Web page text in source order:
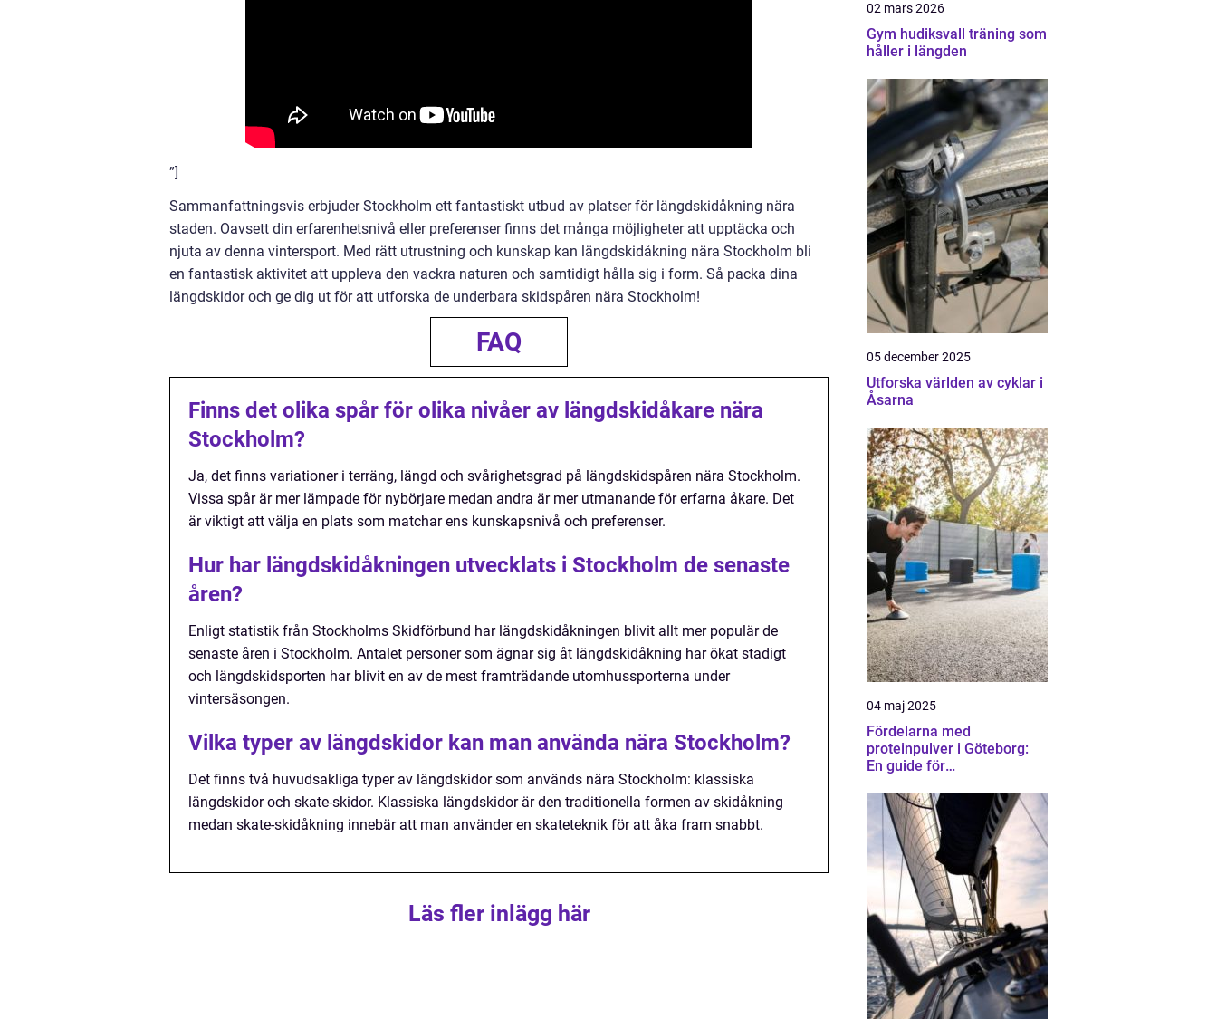
”]
Sammanfattningsvis erbjuder Stockholm ett fantastiskt utbud av platser för längdskidåkning nära
staden. Oavsett din erfarenhetsnivå eller preferenser finns det många möjligheter att upptäcka och
njuta av denna vintersport. Med rätt utrustning och kunskap kan längdskidåkning nära Stockholm bli
en fantastisk aktivitet att uppleva den vackra naturen och samtidigt hålla sig i form. Så packa dina
längdskidor och ge dig ut för att utforska de underbara skidspåren nära Stockholm!
FAQ
Finns det olika spår för olika nivåer av längdskidåkare nära
Stockholm?
Ja, det finns variationer i terräng, längd och svårighetsgrad på längdskidspåren nära Stockholm.
Vissa spår är mer lämpade för nybörjare medan andra är mer utmanande för erfarna åkare. Det
är viktigt att välja en plats som matchar ens kunskapsnivå och preferenser.
Hur har längdskidåkningen utvecklats i Stockholm de senaste
åren?
Enligt statistik från Stockholms Skidförbund har längdskidåkningen blivit allt mer populär de
senaste åren i Stockholm. Antalet personer som ägnar sig åt längdskidåkning har ökat stadigt
och längdskidsporten har blivit en av de mest framträdande utomhussporterna under
vintersäsongen.
Vilka typer av längdskidor kan man använda nära Stockholm?
Det finns två huvudsakliga typer av längdskidor som används nära Stockholm: klassiska
längdskidor och skate-skidor. Klassiska längdskidor är den traditionella formen av skidåkning
medan skate-skidåkning innebär att man använder en skateteknik för att åka fram snabbt.
Läs fler inlägg här
02 mars 2026
Gym hudiksvall träning som
håller i längden
05 december 2025
Utforska världen av cyklar i
Åsarna
04 maj 2025
Fördelarna med
proteinpulver i Göteborg:
En guide för